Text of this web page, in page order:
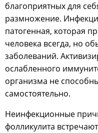
благоприятных для
размножение.
патогенная, которая
человека всегда, но
заболеваний.
ослабленного
организма не
самостоятельно.
Неинфекционные
фолликулита